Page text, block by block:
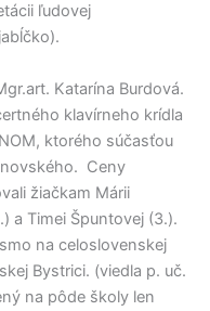
ľudovej
Katarína Burdová.
klavírneho krídla
ktorého súčasťou
Ceny
žiačkam Márii
a Timei Špuntovej (3.).
na celoslovenskej
Bystrici. (viedla p. uč.
na pôde školy len